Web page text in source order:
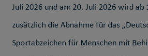
Juli 2026 und am 20. Juli 2026 wird ab
zusätzlich die Abnahme für das
Sportabzeichen für Menschen mit